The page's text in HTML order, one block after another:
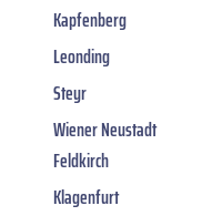
Kapfenberg
Leonding
Steyr
Wiener Neustadt
Feldkirch
Klagenfurt